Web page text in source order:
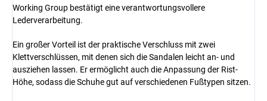
Working Group bestätigt eine verantwortungsvollere
Lederverarbeitung.
Ein großer Vorteil ist der praktische Verschluss mit zwei
Klettverschlüssen, mit denen sich die Sandalen leicht an- und
ausziehen lassen. Er ermöglicht auch die Anpassung der Rist-
Höhe, sodass die Schuhe gut auf verschiedenen Fußtypen sitzen.